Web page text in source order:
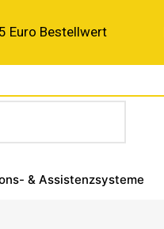
Euro Bestellwert
& Assistenzsysteme